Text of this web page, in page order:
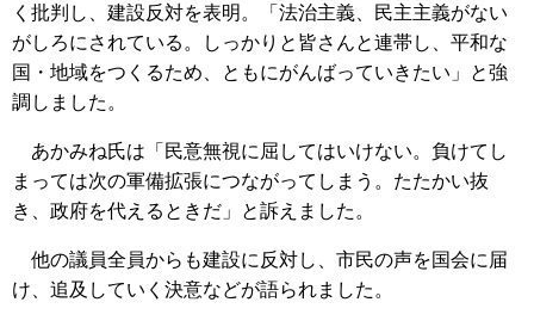
く批判し、建設反対を表明。「法治主義、民主主義がない
がしろにされている。しっかりと皆さんと連帯し、平和な
国・地域をつくるため、ともにがんばっていきたい」と強
調しました。
あかみね氏は「民意無視に屈してはいけない。負けてし
まっては次の軍備拡張につながってしまう。たたかい抜
き、政府を代えるときだ」と訴えました。
他の議員全員からも建設に反対し、市民の声を国会に届
け、追及していく決意などが語られました。